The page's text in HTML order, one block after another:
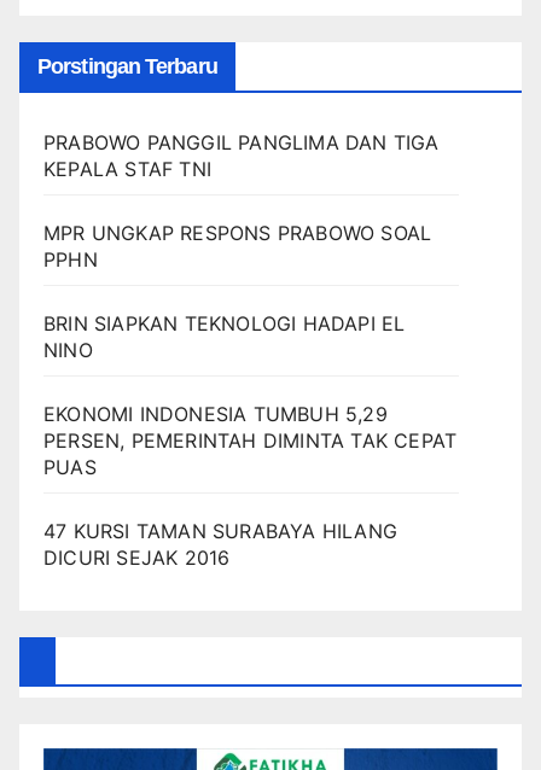
Porstingan Terbaru
PRABOWO PANGGIL PANGLIMA DAN TIGA
KEPALA STAF TNI
MPR UNGKAP RESPONS PRABOWO SOAL
PPHN
BRIN SIAPKAN TEKNOLOGI HADAPI EL
NINO
EKONOMI INDONESIA TUMBUH 5,29
PERSEN, PEMERINTAH DIMINTA TAK CEPAT
PUAS
47 KURSI TAMAN SURABAYA HILANG
DICURI SEJAK 2016